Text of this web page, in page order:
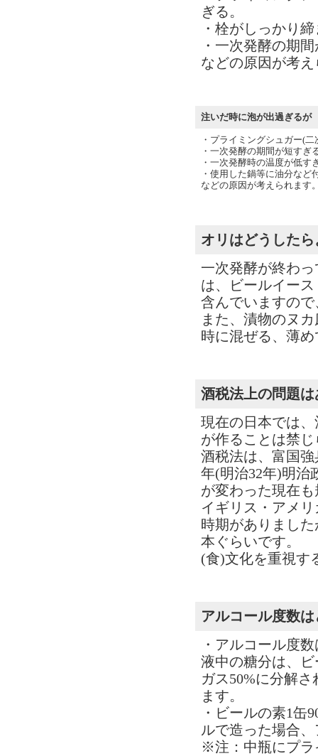
ぎる。
・栓がしっかり
・一次発酵の期
などの原因が考
注いだ時に泡が出過ぎるが
・プライミングシュガー(
・一次発酵の期間が短すぎ
・一次発酵時の温度が低す
・使用した鍋等に油分など
などの原因が考えられます
オリはどうした
一次発酵が終わ
は、ビールイー
含んでいますの
また、漬物のヌ
時に混ぜる、薄
酒税法上の問題
現在の日本では
が作ることは禁
酒税法は、富国
年(明治32年)明治
が変わった現在
イギリス・アメ
時期がありまし
本ぐらいです。
(食)文化を重視す
アルコール度数
・アルコール度
液中の糖分は、
ガス50%に分解
ます。
・ビールの素1缶
ルで造った場合
※注：中瓶にプラ